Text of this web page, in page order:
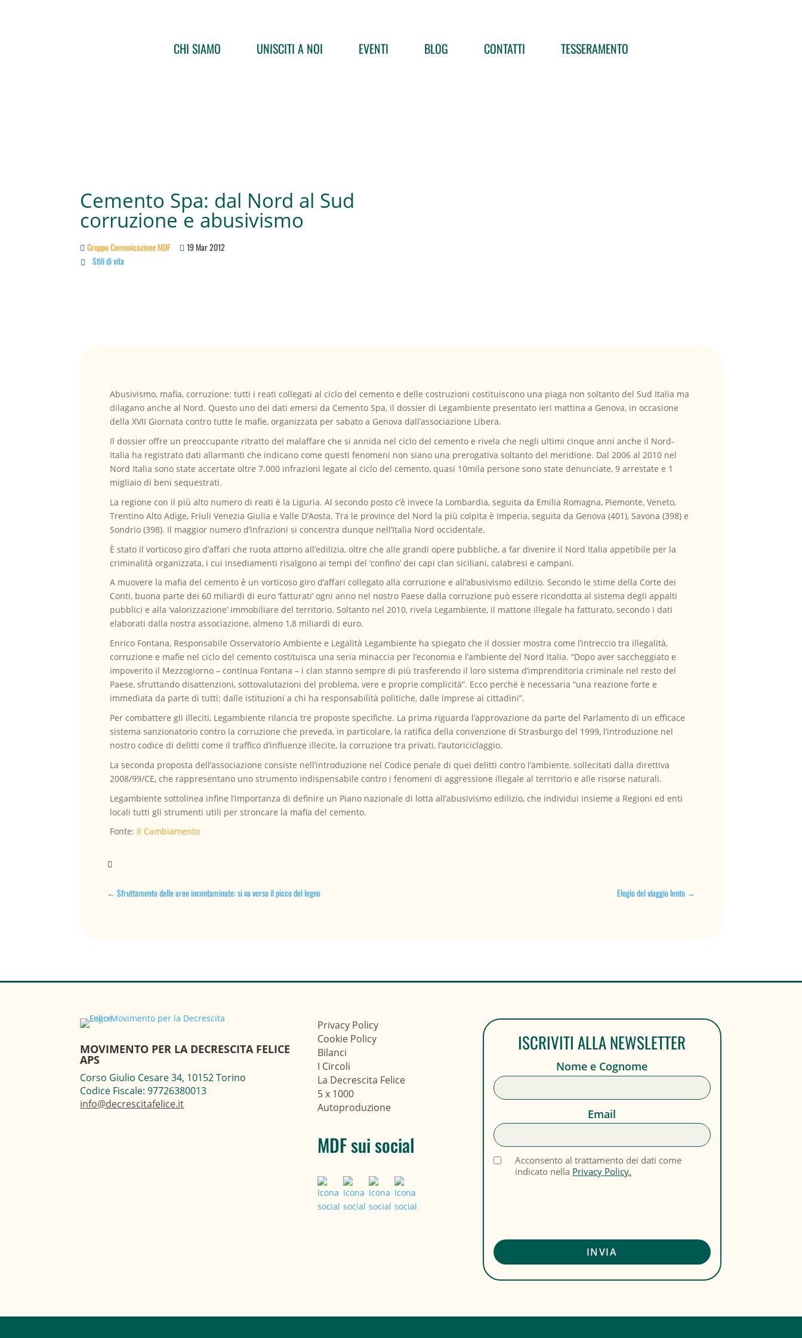
CHI SIAMO UNISCITI A NOI EVENTI BLOG CONTATTI TESSERAMENTO
Cemento Spa: dal Nord al Sud
corruzione e abusivismo
Gruppo Comunicazione MDF 19 Mar 2012
 Stili di vita
Abusivismo, mafia, corruzione: tutti i reati collegati al ciclo del cemento e delle costruzioni costituiscono una piaga non soltanto del Sud Italia ma
dilagano anche al Nord. Questo uno dei dati emersi da Cemento Spa, il dossier di Legambiente presentato ieri mattina a Genova, in occasione
della XVII Giornata contro tutte le mafie, organizzata per sabato a Genova dall’associazione Libera.
Il dossier offre un preoccupante ritratto del malaffare che si annida nel ciclo del cemento e rivela che negli ultimi cinque anni anche il Nord-
Italia ha registrato dati allarmanti che indicano come questi fenomeni non siano una prerogativa soltanto del meridione. Dal 2006 al 2010 nel
Nord Italia sono state accertate oltre 7.000 infrazioni legate al ciclo del cemento, quasi 10mila persone sono state denunciate, 9 arrestate e 1
migliaio di beni sequestrati.
La regione con il più alto numero di reati è la Liguria. Al secondo posto c’è invece la Lombardia, seguita da Emilia Romagna, Piemonte, Veneto,
Trentino Alto Adige, Friuli Venezia Giulia e Valle D’Aosta. Tra le province del Nord la più colpita è Imperia, seguita da Genova (401), Savona (398) e
Sondrio (398). Il maggior numero d’infrazioni si concentra dunque nell’Italia Nord occidentale.
È stato il vorticoso giro d’affari che ruota attorno all’edilizia, oltre che alle grandi opere pubbliche, a far divenire il Nord Italia appetibile per la
criminalità organizzata, i cui insediamenti risalgono ai tempi del ‘confino’ dei capi clan siciliani, calabresi e campani.
A muovere la mafia del cemento è un vorticoso giro d’affari collegato alla corruzione e all’abusivismo edilizio. Secondo le stime della Corte dei
Conti, buona parte dei 60 miliardi di euro ‘fatturati’ ogni anno nel nostro Paese dalla corruzione può essere ricondotta al sistema degli appalti
pubblici e alla ‘valorizzazione’ immobiliare del territorio. Soltanto nel 2010, rivela Legambiente, il mattone illegale ha fatturato, secondo i dati
elaborati dalla nostra associazione, almeno 1,8 miliardi di euro.
Enrico Fontana, Responsabile Osservatorio Ambiente e Legalità Legambiente ha spiegato che il dossier mostra come l’intreccio tra illegalità,
corruzione e mafie nel ciclo del cemento costituisca una seria minaccia per l’economia e l’ambiente del Nord Italia. “Dopo aver saccheggiato e
impoverito il Mezzogiorno – continua Fontana – i clan stanno sempre di più trasferendo il loro sistema d’imprenditoria criminale nel resto del
Paese, sfruttando disattenzioni, sottovalutazioni del problema, vere e proprie complicità”. Ecco perché è necessaria “una reazione forte e
immediata da parte di tutti: dalle istituzioni a chi ha responsabilità politiche, dalle imprese ai cittadini”.
Per combattere gli illeciti, Legambiente rilancia tre proposte specifiche. La prima riguarda l’approvazione da parte del Parlamento di un efficace
sistema sanzionatorio contro la corruzione che preveda, in particolare, la ratifica della convenzione di Strasburgo del 1999, l’introduzione nel
nostro codice di delitti come il traffico d’influenze illecite, la corruzione tra privati, l’autoriciclaggio.
La seconda proposta dell’associazione consiste nell’introduzione nel Codice penale di quei delitti contro l’ambiente, sollecitati dalla direttiva
2008/99/CE, che rappresentano uno strumento indispensabile contro i fenomeni di aggressione illegale al territorio e alle risorse naturali.
Legambiente sottolinea infine l’importanza di definire un Piano nazionale di lotta all’abusivismo edilizio, che individui insieme a Regioni ed enti
locali tutti gli strumenti utili per stroncare la mafia del cemento.
Fonte: Il Cambiamento

←Sfruttamento delle aree incontaminate: si va verso il picco del legno Elogio del viaggio lento→
MOVIMENTO PER LA DECRESCITA FELICE
APS
Corso Giulio Cesare 34, 10152 Torino
Codice Fiscale: 97726380013
info@decrescitafelice.it
Privacy Policy
Cookie Policy
Bilanci
I Circoli
La Decrescita Felice
5 x 1000
Autoproduzione
MDF sui social
ISCRIVITI ALLA NEWSLETTER
Nome e Cognome
Email
Acconsento al trattamento dei dati come
indicato nella Privacy Policy.